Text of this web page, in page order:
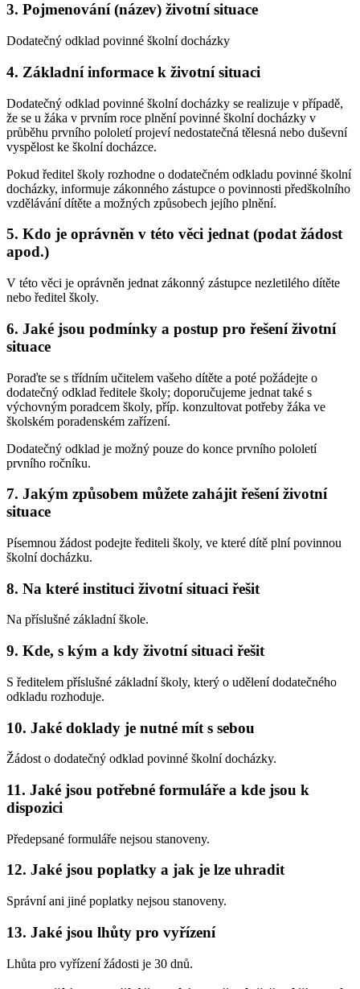
3. Pojmenování (název) životní situace
Dodatečný odklad povinné školní docházky
4. Základní informace k životní situaci
Dodatečný odklad povinné školní docházky se realizuje v případě,
že se u žáka v prvním roce plnění povinné školní docházky v
průběhu prvního pololetí projeví nedostatečná tělesná nebo duševní
vyspělost ke školní docházce.
Pokud ředitel školy rozhodne o dodatečném odkladu povinné školní
docházky, informuje zákonného zástupce o povinnosti předškolního
vzdělávání dítěte a možných způsobech jejího plnění.
5. Kdo je oprávněn v této věci jednat (podat žádost
apod.)
V této věci je oprávněn jednat zákonný zástupce nezletilého dítěte
nebo ředitel školy.
6. Jaké jsou podmínky a postup pro řešení životní
situace
Poraďte se s třídním učitelem vašeho dítěte a poté požádejte o
dodatečný odklad ředitele školy; doporučujeme jednat také s
výchovným poradcem školy, příp. konzultovat potřeby žáka ve
školském poradenském zařízení.
Dodatečný odklad je možný pouze do konce prvního pololetí
prvního ročníku.
7. Jakým způsobem můžete zahájit řešení životní
situace
Písemnou žádost podejte řediteli školy, ve které dítě plní povinnou
školní docházku.
8. Na které instituci životní situaci řešit
Na příslušné základní škole.
9. Kde, s kým a kdy životní situaci řešit
S ředitelem příslušné základní školy, který o udělení dodatečného
odkladu rozhoduje.
10. Jaké doklady je nutné mít s sebou
Žádost o dodatečný odklad povinné školní docházky.
11. Jaké jsou potřebné formuláře a kde jsou k
dispozici
Předepsané formuláře nejsou stanoveny.
12. Jaké jsou poplatky a jak je lze uhradit
Správní ani jiné poplatky nejsou stanoveny.
13. Jaké jsou lhůty pro vyřízení
Lhůta pro vyřízení žádosti je 30 dnů.